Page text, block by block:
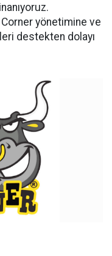
yönetimine ve
destekten dolayı